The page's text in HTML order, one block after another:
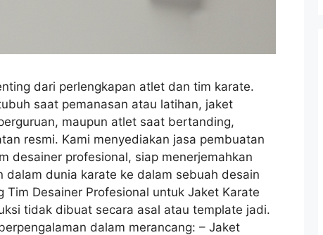
dari perlengkapan atlet dan tim karate.
saat pemanasan atau latihan, jaket
maupun atlet saat bertanding,
resmi. Kami menyediakan jasa pembuatan
desainer profesional, siap menerjemahkan
dunia karate ke dalam sebuah desain
Desainer Profesional untuk Jaket Karate
tidak dibuat secara asal atau template jadi.
dalam merancang: – Jaket